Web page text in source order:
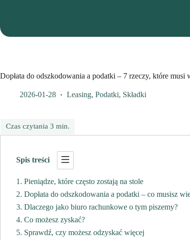
Dopłata do odszkodowania a podatki – 7 rzeczy, które musi
2026-01-28 Leasing, Podatki, Składki
Spis treści
Pieniądze, które często zostają na stole
Dopłata do odszkodowania a podatki – co musisz
Dlaczego jako biuro rachunkowe o tym piszemy?
Co możesz zyskać?
Sprawdź, czy możesz odzyskać więcej